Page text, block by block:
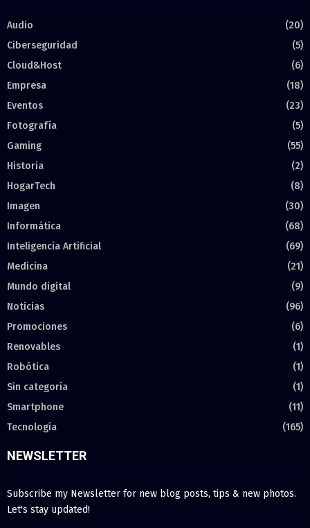
Audio
(20)
Ciberseguridad
(5)
Cloud&Host
(6)
Empresa
(18)
Eventos
(23)
Fotografía
(5)
Gaming
(55)
Historia
(2)
HogarTech
(8)
Imagen
(30)
Informática
(68)
Inteligencia Artificial
(69)
Medicina
(21)
Mundo digital
(9)
Noticias
(96)
Promociones
(6)
Renovables
(1)
Robótica
(1)
Sin categoría
(1)
Smartphone
(11)
Tecnología
(165)
NEWSLETTER
Subscribe my Newsletter for new blog posts, tips & new photos.
Let's stay updated!